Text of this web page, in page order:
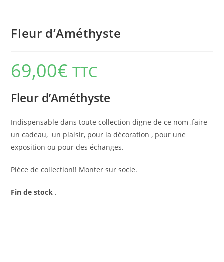
Fleur d’Améthyste
69,00€ TTC
Fleur d’Améthyste
Indispensable dans toute collection digne de ce nom ,faire
un cadeau, un plaisir, pour la décoration , pour une
exposition ou pour des échanges.
Pièce de collection!! Monter sur socle.
Fin de stock .